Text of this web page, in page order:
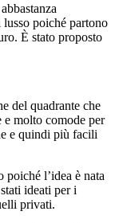
poiché partono
È stato proposto
del quadrante che
e molto comode per
e quindi più facili
l’idea è nata
ideati per i
privati.